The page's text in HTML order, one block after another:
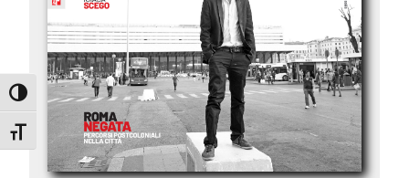
Attiva/disattiva alto contrasto
Attiva/disattiva dimensione testo